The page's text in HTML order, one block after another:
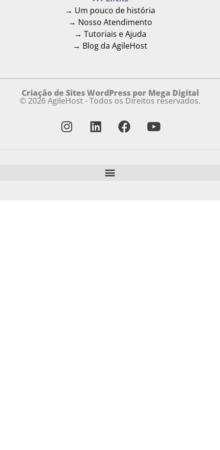
→ Um pouco de história
→ Nosso Atendimento
→ Tutoriais e Ajuda
→ Blog da AgileHost
Criação de Sites WordPress por Mega Digital
© 2026 AgileHost - Todos os Direitos reservados.